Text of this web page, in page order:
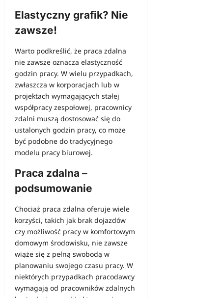
Elastyczny grafik? Nie
zawsze!
Warto podkreślić, że praca zdalna
nie zawsze oznacza elastyczność
godzin pracy. W wielu przypadkach,
zwłaszcza w korporacjach lub w
projektach wymagających stałej
współpracy zespołowej, pracownicy
zdalni muszą dostosować się do
ustalonych godzin pracy, co może
być podobne do tradycyjnego
modelu pracy biurowej.
Praca zdalna –
podsumowanie
Chociaż praca zdalna oferuje wiele
korzyści, takich jak brak dojazdów
czy możliwość pracy w komfortowym
domowym środowisku, nie zawsze
wiąże się z pełną swobodą w
planowaniu swojego czasu pracy. W
niektórych przypadkach pracodawcy
wymagają od pracowników zdalnych